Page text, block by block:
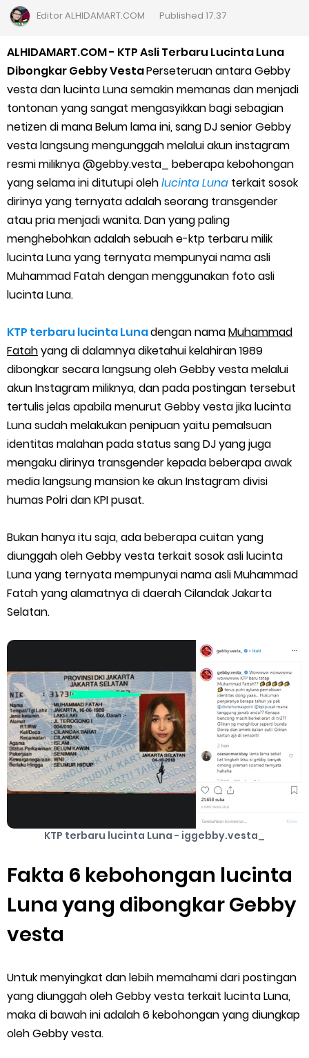
5 Cara Top Up InDriver dengan Mudah
5 Biaya Potongan Shopee Food yang Perlu Kamu Ketahui
10 Cara Jitu Autobid Untuk Lala Motor dan Mobil 2023
Batas Saldo Untuk Akun Gopay Biasa dan Upgrade
Cara Mudah Melihat QR dan Barcode Shopeepay
Enroute Drop: Arti dan Penjelasan Resi Gosend
Cara Transfer Gopay ke Shopeepay Tanpa Potongan
Cara Ping Server Shopee Food 2022
Cara Menghubungi CS Lalamove dan Jam Operasionalnya
DNS Server Gojek Driver Terbaru 2026: Panduan Lengkap DNS
Server Gojek Terbaru dan IP Server GoPartner Gojek
Internet of Things (IoT): Pengertian, Cara Kerja, Manfaat,
Contoh Penerapan, hingga Masa Depannya
Panduan Lengkap Nonton Konser ENHYPEN di Jakarta: Tips War
Perhitungan Skema Garansi Pendapatan Grabcar Terbaru
Panduan Menjadi Agen Sicepat: Syarat dan Komisinya
Apa itu Grab Saap? Layanan Antri Online Terbaru Dari Grab
Cara Jitu Mendapat Voucher Gojek Gratis
Cara Ping DNS Server Gojek Gopartner
Saturday, 8 August
EditorALHIDAMART.COM Published 17.37
ALHIDAMART.COM - KTP Asli Terbaru Lucinta Luna
Dibongkar Gebby VestaPerseteruan antara Gebby
vesta dan lucinta Luna semakin memanas dan menjadi
tontonan yang sangat mengasyikkan bagi sebagian
netizen di mana Belum lama ini, sang DJ senior Gebby
vesta langsung mengunggah melalui akun instagram
resmi miliknya @gebby.vesta_ beberapa kebohongan
yang selama ini ditutupi olehlucinta Luna terkait sosok
dirinya yang ternyata adalah seorang transgender
atau pria menjadi wanita. Dan yang paling
menghebohkan adalah sebuah e-ktp terbaru milik
lucinta Luna yang ternyata mempunyai nama asli
Muhammad Fatah dengan menggunakan foto asli
lucinta Luna.
KTP terbaru lucinta Lunadengan namaMuhammad
Fatahyang di dalamnya diketahui kelahiran 1989
dibongkar secara langsung oleh Gebby vesta melalui
akun Instagram miliknya, dan pada postingan tersebut
tertulis jelas apabila menurut Gebby vesta jika lucinta
Luna sudah melakukan penipuan yaitu pemalsuan
identitas malahan pada status sang DJ yang juga
mengaku dirinya transgender kepada beberapa awak
media langsung mansion ke akun Instagram divisi
humas Polri dan KPI pusat.
Bukan hanya itu saja, ada beberapa cuitan yang
diunggah oleh Gebby vesta terkait sosok asli lucinta
Luna yang ternyata mempunyai nama asli Muhammad
Fatah yang alamatnya di daerah Cilandak Jakarta
Selatan.
KTP terbaru lucinta Luna - iggebby.vesta_
Fakta 6 kebohongan lucinta
Luna yang dibongkar Gebby
vesta
Untuk menyingkat dan lebih memahami dari postingan
yang diunggah oleh Gebby vesta terkait lucinta Luna,
maka di bawah ini adalah 6 kebohongan yang diungkap
oleh Gebby vesta.